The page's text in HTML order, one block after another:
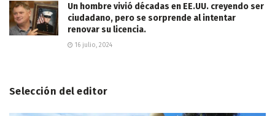
Un hombre vivió décadas en EE.UU. creyendo ser
ciudadano, pero se sorprende al intentar
renovar su licencia.
16 julio, 2024
Selección del editor